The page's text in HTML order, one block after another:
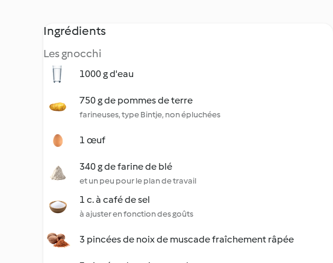
Ingrédients
Les gnocchi
1000 g d'eau
750 g de pommes de terre
farineuses, type Bintje, non épluchées
1 œuf
340 g de farine de blé
et un peu pour le plan de travail
1 c. à café de sel
à ajuster en fonction des goûts
3 pincées de noix de muscade fraîchement râpée